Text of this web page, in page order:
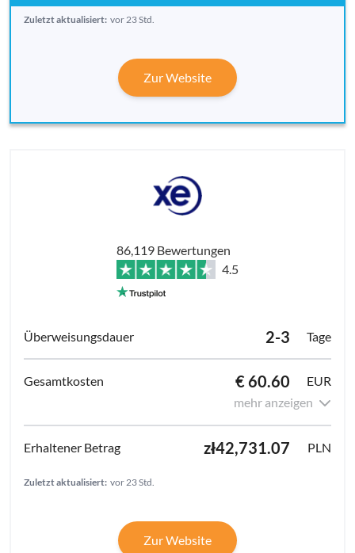
Zuletzt aktualisiert: vor 23 Std.
Zur Website
86,119 Bewertungen
4.5
2-3 Tage
€ 60.60
EUR
mehr anzeigen
zł42,731.07 PLN
Zuletzt aktualisiert: vor 23 Std.
Zur Website